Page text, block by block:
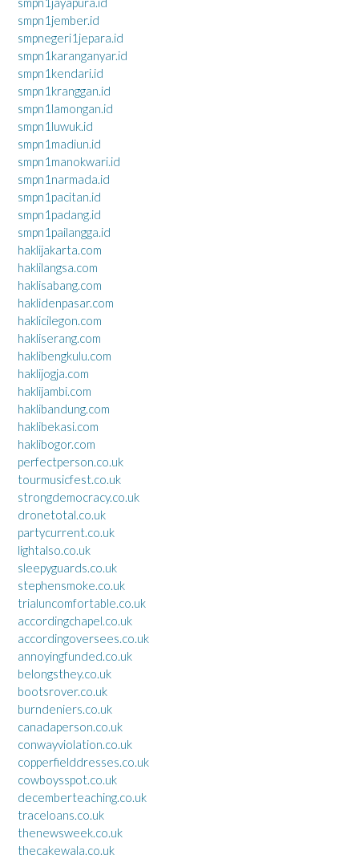
smpn1jember.id
smpnegeri1jepara.id
smpn1karanganyar.id
smpn1kendari.id
smpn1kranggan.id
smpn1lamongan.id
smpn1luwuk.id
smpn1madiun.id
smpn1manokwari.id
smpn1narmada.id
smpn1pacitan.id
smpn1padang.id
smpn1pailangga.id
haklijakarta.com
haklilangsa.com
haklisabang.com
haklidenpasar.com
haklicilegon.com
hakliserang.com
haklibengkulu.com
haklijogja.com
haklijambi.com
haklibandung.com
haklibekasi.com
haklibogor.com
perfectperson.co.uk
tourmusicfest.co.uk
strongdemocracy.co.uk
dronetotal.co.uk
partycurrent.co.uk
lightalso.co.uk
sleepyguards.co.uk
stephensmoke.co.uk
trialuncomfortable.co.uk
accordingchapel.co.uk
accordingoversees.co.uk
annoyingfunded.co.uk
belongsthey.co.uk
bootsrover.co.uk
burndeniers.co.uk
canadaperson.co.uk
conwayviolation.co.uk
copperfielddresses.co.uk
cowboysspot.co.uk
decemberteaching.co.uk
traceloans.co.uk
thenewsweek.co.uk
thecakewala.co.uk